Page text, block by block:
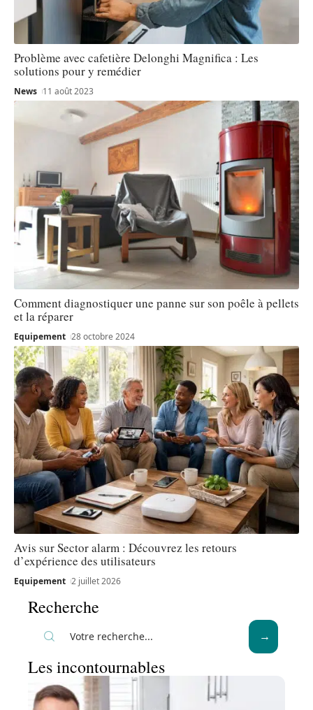
Problème avec cafetière Delonghi Magnifica : Les
solutions pour y remédier
News 11 août 2023
Comment diagnostiquer une panne sur son poêle à pellets
et la réparer
Equipement 28 octobre 2024
Avis sur Sector alarm : Découvrez les retours
d’expérience des utilisateurs
Equipement 2 juillet 2026
Recherche
Les incontournables